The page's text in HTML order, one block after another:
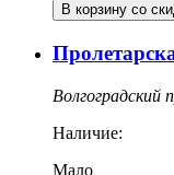
В корзину со
Волгоградский
Наличие:
Мало